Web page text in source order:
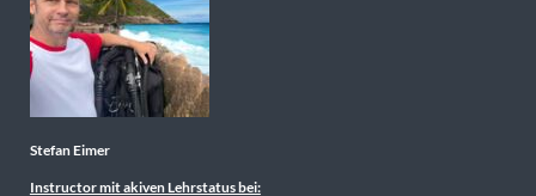
Stefan Eimer
Instructor mit akiven Lehrstatus bei: